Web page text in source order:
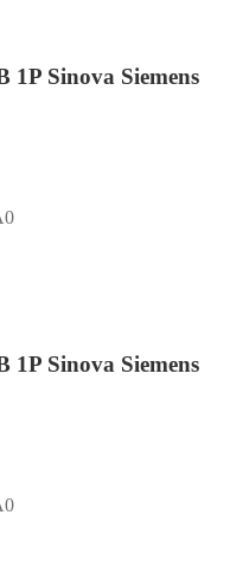
Sinova Siemens
Sinova Siemens